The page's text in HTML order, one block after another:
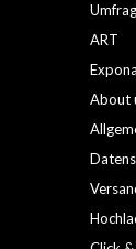
ART
About